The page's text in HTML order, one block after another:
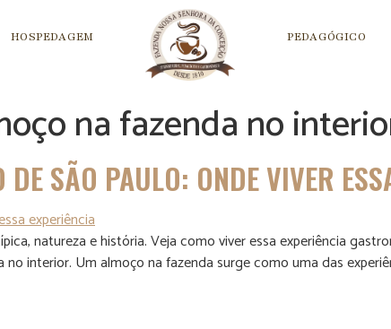
HOSPEDAGEM PEDAGÓGICO
na fazenda no
SÃO PAULO: ONDE VIVER
natureza e história. Veja como viver essa experiência
interior. Um almoço na fazenda surge como uma das